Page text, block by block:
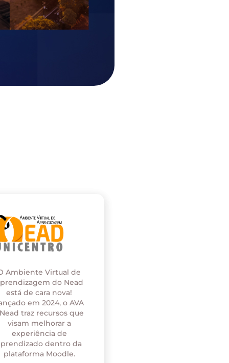
Ambiente Virtual de
do Nead
está de cara nova!
em 2024, o AVA
traz recursos que
visam melhorar a
experiência de
dentro da
plataforma Moodle.